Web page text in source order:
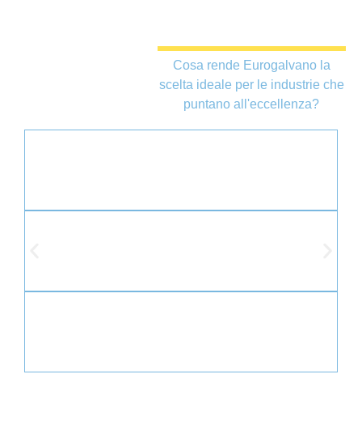
Cosa rende Eurogalvano la
scelta ideale per le industrie che
puntano all'eccellenza?